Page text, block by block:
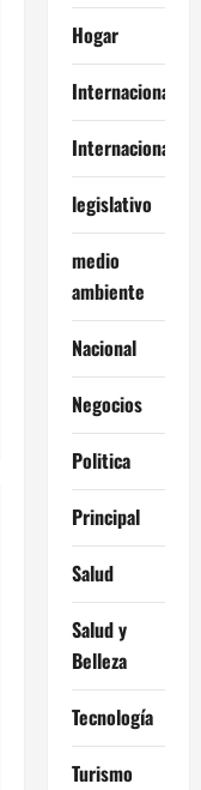
Hogar
Internacional
Internacionales
legislativo
medio
ambiente
Nacional
Negocios
Politica
Principal
Salud
Salud y
Belleza
Tecnología
Turismo